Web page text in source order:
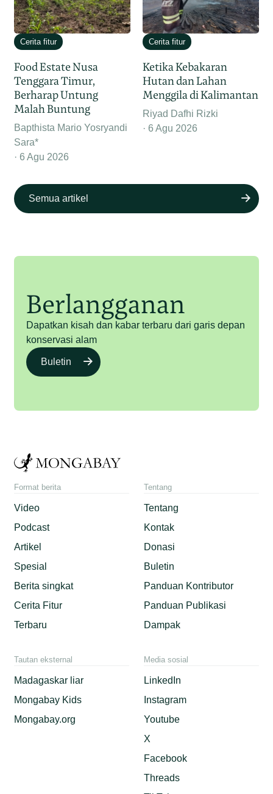
Cerita fitur
Food Estate Nusa
Tenggara Timur,
Berharap Untung
Malah Buntung
Bapthista Mario Yosryandi
Sara*
6 Agu 2026
Cerita fitur
Ketika Kebakaran
Hutan dan Lahan
Menggila di Kalimantan
Riyad Dafhi Rizki
6 Agu 2026
Semua artikel
Berlangganan
Dapatkan kisah dan kabar terbaru dari garis depan
konservasi alam
Buletin
Format berita
Video
Podcast
Artikel
Spesial
Berita singkat
Cerita Fitur
Terbaru
Tentang
Tentang
Kontak
Donasi
Buletin
Panduan Kontributor
Panduan Publikasi
Dampak
Tautan eksternal
Madagaskar liar
Mongabay Kids
Mongabay.org
Media sosial
LinkedIn
Instagram
Youtube
X
Facebook
Threads